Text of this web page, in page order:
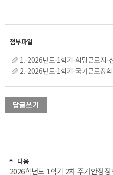
1.-2026년도-1학기-희망근로지-
2.-2026년도-1학기-국가근로장
답글쓰기
다음
2026학년도 1학기 2차 주거안정